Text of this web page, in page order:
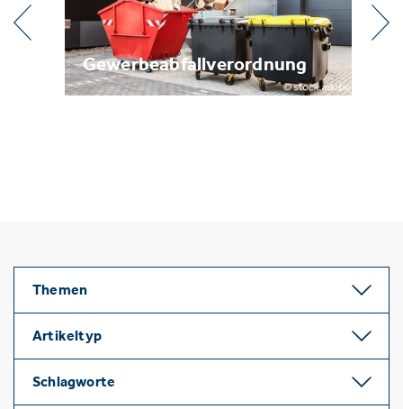
Gewerbeabfallverordnung
Themen
Artikeltyp
Schlagworte